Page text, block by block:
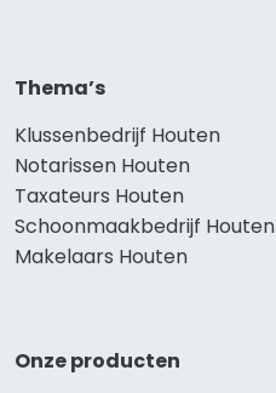
Thema’s
Klussenbedrijf Houten
Notarissen Houten
Taxateurs Houten
Schoonmaakbedrijf Houten
Makelaars Houten
Onze producten